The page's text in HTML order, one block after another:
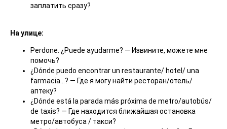
заплатить сразу?
На улице:
Perdone. ¿Puede ayudarme? — Извините, можете мне
помочь?
¿Dónde puedo encontrar un restaurante/ hotel/ una
farmacia…? — Где я могу найти ресторан/отель/
аптеку?
¿Dónde está la parada más próxima de metro/autobús/
de taxis? — Где находится ближайшая остановка
метро/автобуса / такси?